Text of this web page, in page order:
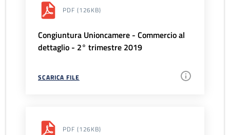
PDF (126KB)
Congiuntura Unioncamere - Commercio al
dettaglio - 2° trimestre 2019
SCARICA FILE
PDF (126KB)